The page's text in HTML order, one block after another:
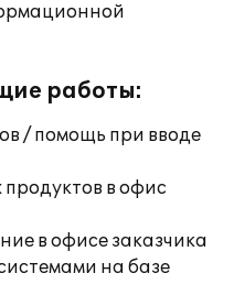
работы:
/ помощь при вводе
в офис
в офисе заказчика
на базе